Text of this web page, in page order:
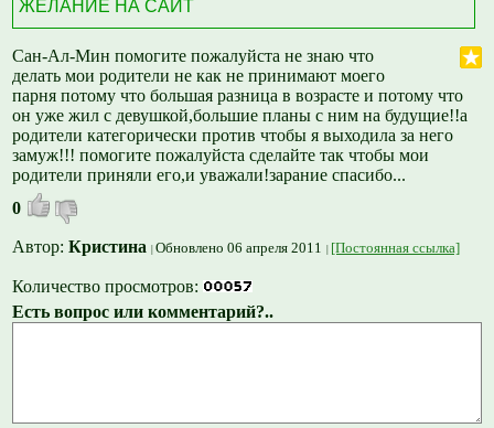
ЖЕЛАНИЕ НА САЙТ
Сан-Ал-Мин помогите пожалуйста не знаю что
делать мои родители не как не принимают моего
парня потому что большая разница в возрасте и потому что
он уже жил с девушкой,большие планы с ним на будущие!!а
родители категорически против чтобы я выходила за него
замуж!!! помогите пожалуйста сделайте так чтобы мои
родители приняли его,и уважали!зарание спасибо...
0
Автор:Кристина Обновлено 06 апреля 2011 [Постоянная ссылка]
Количество просмотров:
Есть вопрос или комментарий?..